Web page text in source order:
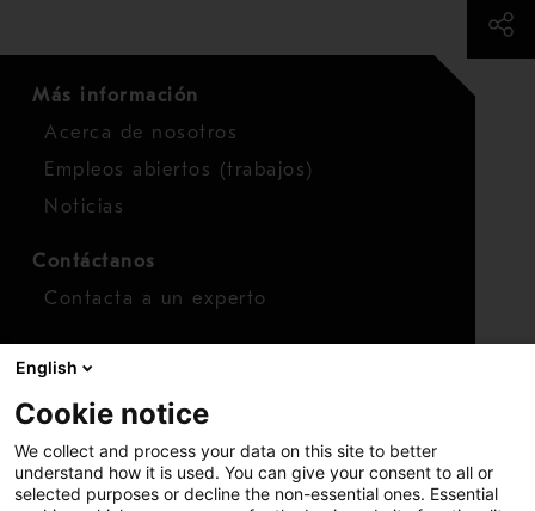
Más información
Acerca de nosotros
Empleos abiertos (trabajos)
Noticias
Contáctanos
Contacta a un experto
Finanzas
Acciones
English
Cookie notice
We collect and process your data on this site to better
understand how it is used. You can give your consent to all or
selected purposes or decline the non-essential ones. Essential